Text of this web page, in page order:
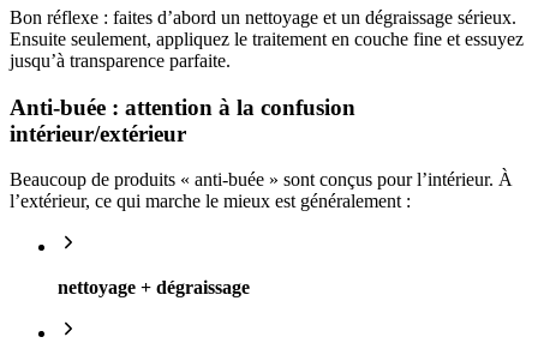
Bon réflexe : faites d’abord un nettoyage et un dégraissage sérieux.
Ensuite seulement, appliquez le traitement en couche fine et essuyez
jusqu’à transparence parfaite.
Anti-buée : attention à la confusion
intérieur/extérieur
Beaucoup de produits « anti-buée » sont conçus pour l’intérieur. À
l’extérieur, ce qui marche le mieux est généralement :
nettoyage + dégraissage